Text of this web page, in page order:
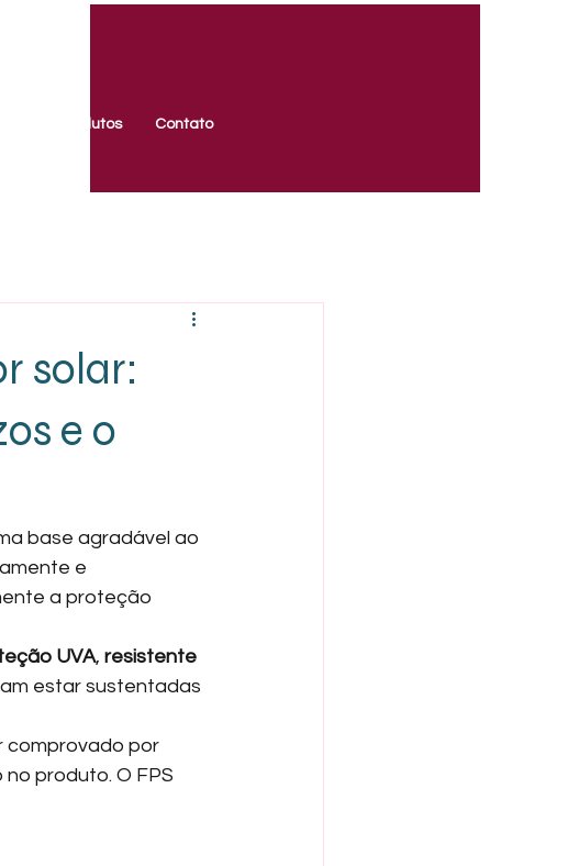
Produtos Contato
solar:
e o
base agradável ao
e
a proteção
UVA, resistente
estar sustentadas
comprovado por
produto. O FPS